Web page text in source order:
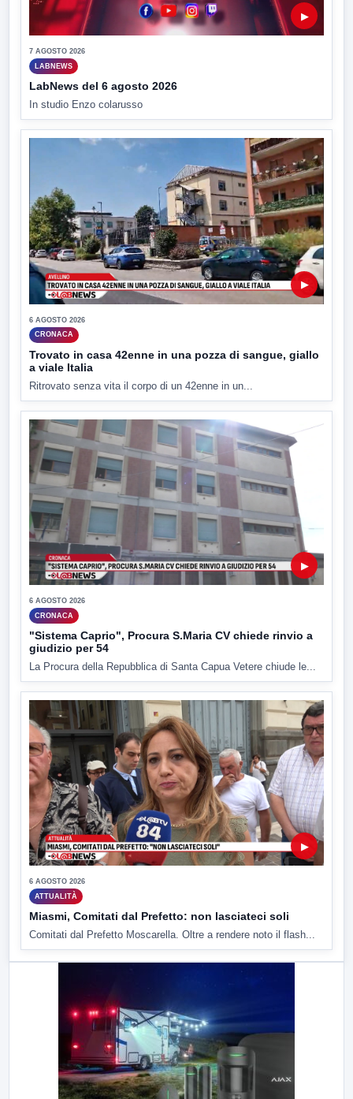
▶
7 AGOSTO 2026
LABNEWS
LabNews del 6 agosto 2026
In studio Enzo colarusso
▶
6 AGOSTO 2026
CRONACA
Trovato in casa 42enne in una pozza di sangue, giallo
a viale Italia
Ritrovato senza vita il corpo di un 42enne in un...
▶
6 AGOSTO 2026
CRONACA
"Sistema Caprio", Procura S.Maria CV chiede rinvio a
giudizio per 54
La Procura della Repubblica di Santa Capua Vetere chiude le...
▶
6 AGOSTO 2026
ATTUALITÀ
Miasmi, Comitati dal Prefetto: non lasciateci soli
Comitati dal Prefetto Moscarella. Oltre a rendere noto il flash...